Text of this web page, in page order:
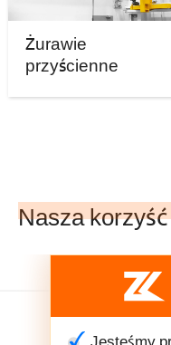
Żurawie
przyścienne
Nasza korzyść
Jesteśmy